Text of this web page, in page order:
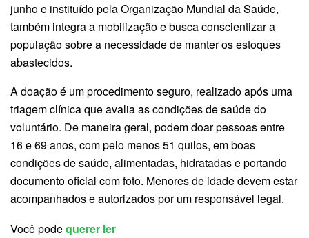
junho e instituído pela Organização Mundial da Saúde,
também integra a mobilização e busca conscientizar a
população sobre a necessidade de manter os estoques
abastecidos.
A doação é um procedimento seguro, realizado após uma
triagem clínica que avalia as condições de saúde do
voluntário. De maneira geral, podem doar pessoas entre
16 e 69 anos, com pelo menos 51 quilos, em boas
condições de saúde, alimentadas, hidratadas e portando
documento oficial com foto. Menores de idade devem estar
acompanhados e autorizados por um responsável legal.
Você podequerer ler